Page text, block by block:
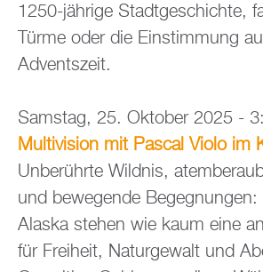
1250-jährige Stadtgeschichte,
Türme oder die Einstimmung
Adventszeit.
Samstag, 25. Oktober 2025 -
Multivision mit Pascal Violo im
Unberührte Wildnis,
und bewegende Begegnungen:
Alaska stehen wie kaum eine
für Freiheit, Naturgewalt und